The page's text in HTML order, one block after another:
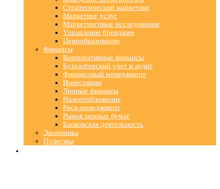
Стратегический маркетинг
Маркетинг услуг
Маркетинговые исследования
Управление брендами
Ценообразование
Финансы
Корпоративные финансы
Бухгалтерский учет и аудит
Финансовый менеджмент
Инвестиции
Личные финансы
Налогообложение
Риск-менеджмент
Рынок ценных бумаг
Банковская деятельность
Экономика
Политика